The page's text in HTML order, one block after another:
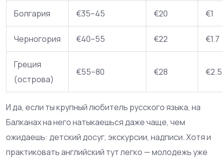
Болгария €35–45 €20 €1
Черногория €40–55 €22 €1.7
Греция
(острова)
€55–80 €28 €2.5
И да, если ты крупный любитель русского языка, на
Балканах на него натыкаешься даже чаще, чем
ожидаешь: детский досуг, экскурсии, надписи. Хотя и
практиковать английский тут легко — молодежь уже